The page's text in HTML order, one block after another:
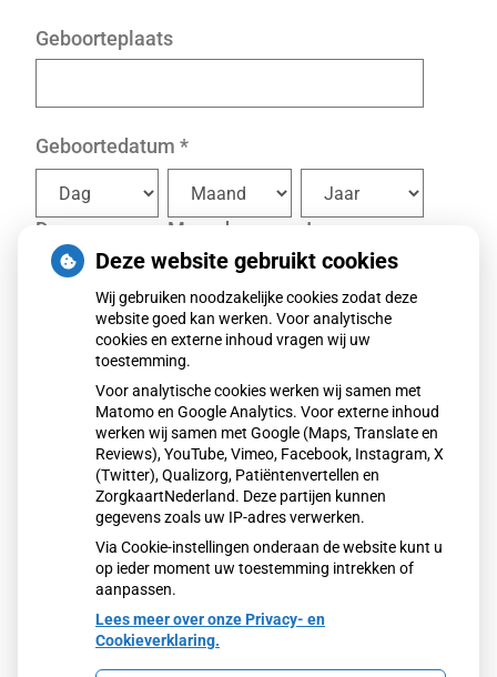
Geboorteplaats
Geboortedatum *
Dag Maand Jaar
Geslacht*
Man
Vrouw
Anders
Volgende
Deze website gebruikt cookies
Wij gebruiken noodzakelijke cookies zodat deze
website goed kan werken. Voor analytische
cookies en externe inhoud vragen wij uw
toestemming.
Voor analytische cookies werken wij samen met
Matomo en Google Analytics. Voor externe inhoud
werken wij samen met Google (Maps, Translate en
Reviews), YouTube, Vimeo, Facebook, Instagram, X
(Twitter), Qualizorg, Patiëntenvertellen en
ZorgkaartNederland. Deze partijen kunnen
gegevens zoals uw IP-adres verwerken.
Via Cookie-instellingen onderaan de website kunt u
op ieder moment uw toestemming intrekken of
aanpassen.
Lees meer over onze Privacy- en
Cookieverklaring.